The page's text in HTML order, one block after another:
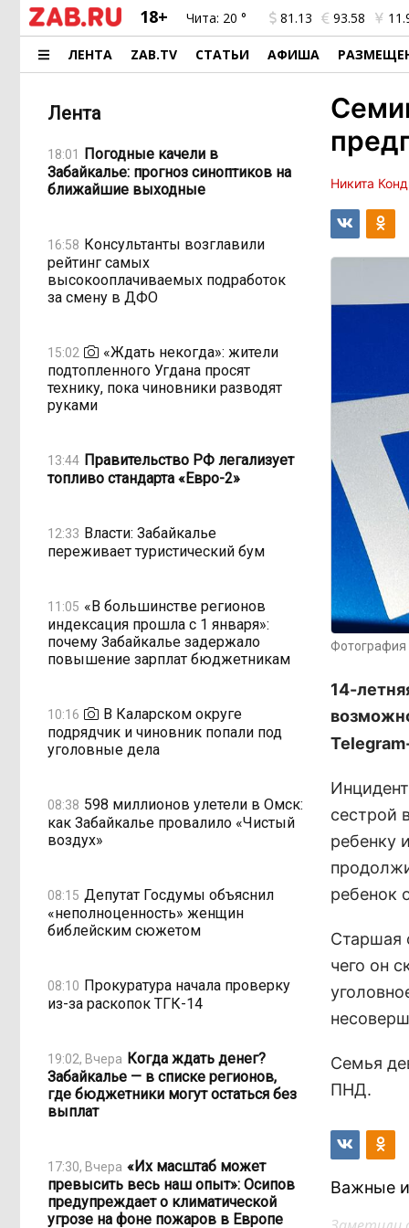
18+ Чита: 20 ° 81.13 93.58
ЛЕНТА ZAB.TV СТАТЬИ АФИША
Лента
18:01 Погодные качели в
Забайкалье: прогноз синоптиков на
ближайшие выходные
16:58 Консультанты возглавили
рейтинг самых
высокооплачиваемых подработок
за смену в ДФО
15:02
«Ждать некогда»: жители
подтопленного Угдана просят
технику, пока чиновники разводят
руками
13:44 Правительство РФ легализует
топливо стандарта «Евро-2»
12:33 Власти: Забайкалье
переживает туристический бум
11:05 «В большинстве регионов
индексация прошла с 1 января»:
почему Забайкалье задержало
повышение зарплат бюджетникам
10:16
В Каларском округе
подрядчик и чиновник попали под
уголовные дела
08:38 598 миллионов улетели в Омск:
как Забайкалье провалило «Чистый
воздух»
08:15 Депутат Госдумы объяснил
«неполноценность» женщин
библейским сюжетом
08:10 Прокуратура начала проверку
из-за раскопок ТГК-14
19:02, Вчера Когда ждать денег?
Забайкалье — в списке регионов,
где бюджетники могут остаться без
выплат
17:30, Вчера «Их масштаб может
превысить весь наш опыт»: Осипов
предупреждает о климатической
угрозе на фоне пожаров в Европе
Никита
Фотография
14-
сестрой
ребенку
ребенок
Старшая
чего он
Семья
ПНД.
Важные